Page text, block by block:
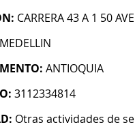
CARRERA 43 A 1 50
MEDELLIN
ANTIOQUIA
3112334814
Otras actividades de